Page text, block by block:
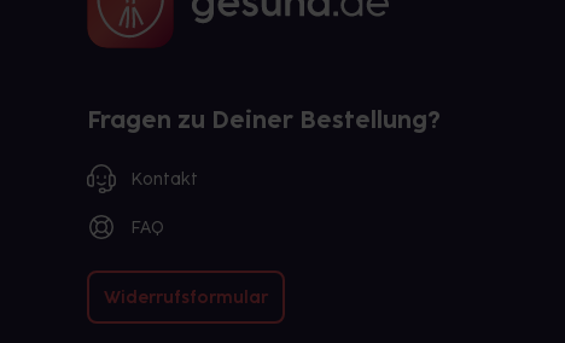
Fragen zu Deiner Bestellung?
Kontakt
FAQ
Widerrufsformular